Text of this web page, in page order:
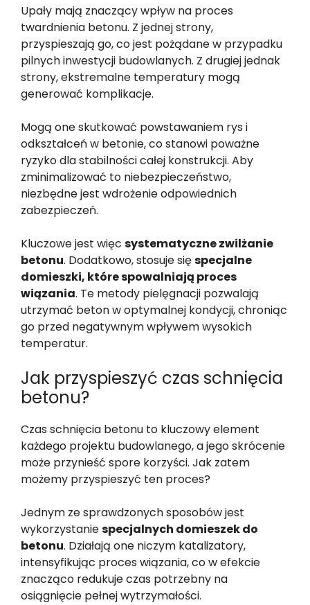
Upały mają znaczący wpływ na proces
twardnienia betonu. Z jednej strony,
przyspieszają go, co jest pożądane w przypadku
pilnych inwestycji budowlanych. Z drugiej jednak
strony, ekstremalne temperatury mogą
generować komplikacje.
Mogą one skutkować powstawaniem rys i
odkształceń w betonie, co stanowi poważne
ryzyko dla stabilności całej konstrukcji. Aby
zminimalizować to niebezpieczeństwo,
niezbędne jest wdrożenie odpowiednich
zabezpieczeń.
Kluczowe jest więc systematyczne zwilżanie
betonu. Dodatkowo, stosuje sięspecjalne
domieszki, które spowalniają proces
wiązania. Te metody pielęgnacji pozwalają
utrzymać beton w optymalnej kondycji, chroniąc
go przed negatywnym wpływem wysokich
temperatur.
Jak przyspieszyć czas schnięcia
betonu?
Czas schnięcia betonu to kluczowy element
każdego projektu budowlanego, a jego skrócenie
może przynieść spore korzyści. Jak zatem
możemy przyspieszyć ten proces?
Jednym ze sprawdzonych sposobów jest
wykorzystaniespecjalnych domieszek do
betonu. Działają one niczym katalizatory,
intensyfikując proces wiązania, co w efekcie
znacząco redukuje czas potrzebny na
osiągnięcie pełnej wytrzymałości.